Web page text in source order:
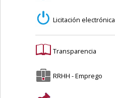
Licitación electrónica
Transparencia
RRHH - Emprego